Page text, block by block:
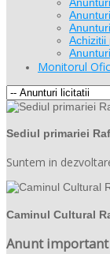
Achizitii
Monitorul
Sediul primariei
Suntem in
Caminul Cultural
Anunt important